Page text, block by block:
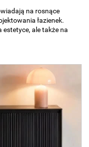
na rosnące
łazienek.
estetyce, ale także na